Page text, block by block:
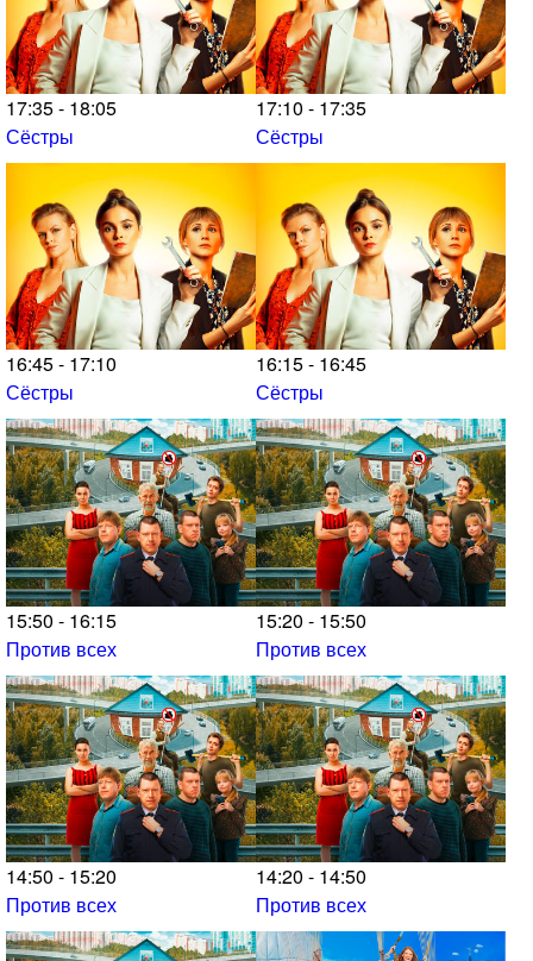
17:35 - 18:05
Сёстры
17:10 - 17:35
Сёстры
16:45 - 17:10
Сёстры
16:15 - 16:45
Сёстры
15:50 - 16:15
Против всех
15:20 - 15:50
Против всех
14:50 - 15:20
Против всех
14:20 - 14:50
Против всех